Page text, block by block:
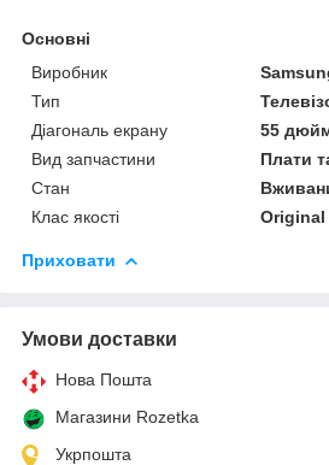
Основні
Виробник
Тип
Діагональ екрану
55
Вид запчастини
Плати
Стан
Клас якості
Original
Приховати
Умови доставки
Нова Пошта
Магазини Rozetka
Укрпошта